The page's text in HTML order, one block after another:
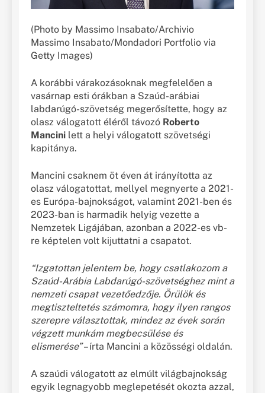
(Photo by Massimo Insabato/Archivio
Massimo Insabato/Mondadori Portfolio via
Getty Images)
A korábbi várakozásoknak megfelelően a
vasárnap esti órákban a Szaúd-arábiai
labdarúgó-szövetség megerősítette, hogy az
olasz válogatott éléről távozó Roberto
Mancini lett a helyi válogatott szövetségi
kapitánya.
Mancini csaknem öt éven át irányította az
olasz válogatottat, mellyel megnyerte a 2021-
es Európa-bajnokságot, valamint 2021-ben és
2023-ban is harmadik helyig vezette a
Nemzetek Ligájában, azonban a 2022-es vb-
re képtelen volt kijuttatni a csapatot.
“Izgatottan jelentem be, hogy csatlakozom a
Szaúd-Arábia Labdarúgó-szövetséghez mint a
nemzeti csapat vezetőedzője. Örülök és
megtiszteltetés számomra, hogy ilyen rangos
szerepre választottak, mindez az évek során
végzett munkám megbecsülése és
elismerése”– írta Mancini a közösségi oldalán.
A szaúdi válogatott az elmúlt világbajnokság
egyik legnagyobb meglepetését okozta azzal,